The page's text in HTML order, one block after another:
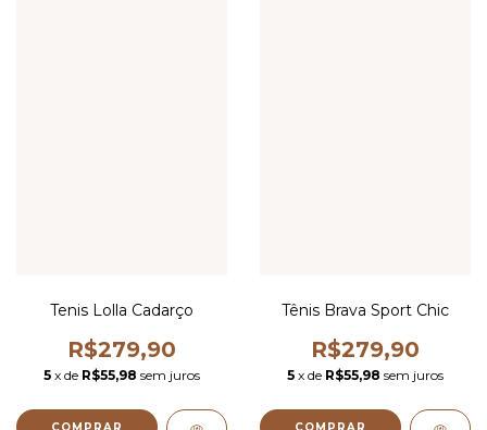
Tenis Lolla Cadarço
R$279,90
5 x de R$55,98 sem juros
Tênis Brava Sport Chic
R$279,90
5 x de R$55,98 sem juros